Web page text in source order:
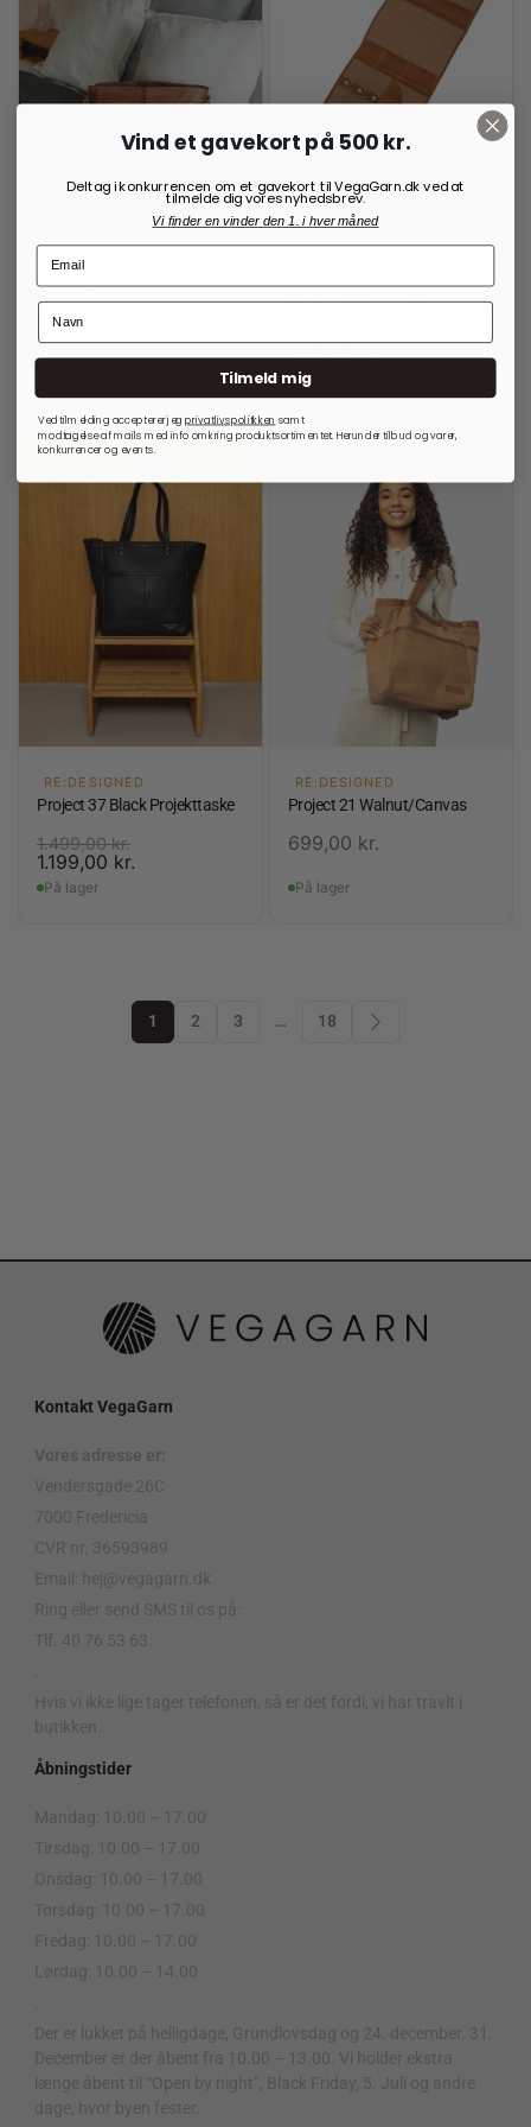
RE:DESIGNED
999,00
TIL RUNDPINDE
Project 14 Burned Tan
699,00kr.
På lager
RE:DESIGNED
Project 37 Black Projekttaske
1.499,00kr.
1.199,00 kr.
På lager
RE:DESIGNED
Project 21 Walnut/Canvas
699,00 kr.
På lager
1 2 3 … 18
Kontakt VegaGarn
Vores adresse er:
Vendersgade 26C
7000 Fredericia
CVR nr. 36593989
Email: hej@vegagarn.dk
Ring eller send SMS til os på:
Tlf. 40 76 53 63
Hvis vi ikke lige tager telefonen, så er det fordi, vi har travlt i
butikken.
Åbningstider
Mandag: 10.00 – 17.00
Tirsdag: 10.00 – 17.00
Onsdag: 10.00 – 17.00
Torsdag: 10.00 – 17.00
Fredag: 10.00 – 17.00
Lørdag: 10.00 – 14.00
Der er lukket på helligdage, Grundlovsdag og 24. december. 31.
December er der åbent fra 10.00 – 13.00. Vi holder ekstra
længe åbent til “Open by night”, Black Friday, 5. Juli og andre
dage, hvor byen fester.
Vind et gavekort på 500 kr.
Deltag i konkurrencen om et gavekort til VegaGarn.dk ved at
tilmelde dig vores nyhedsbrev.
Vi finder en vinder den 1. i hver måned
Tilmeld mig
Ved tilmelding accepterer jegprivatlivspolitkken samt
modtagelse af mails med info omkring produktsortimentet. Herunder tilbud og varer,
konkurrencer og events.